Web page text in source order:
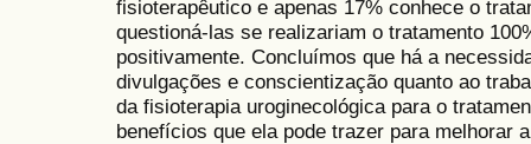
fisioterapêutico e apenas 17% conhece o
questioná-las se realizariam o tratamento
positivamente. Concluímos que há a
divulgações e conscientização quanto ao
da fisioterapia uroginecológica para o
benefícios que ela pode trazer para melhorar